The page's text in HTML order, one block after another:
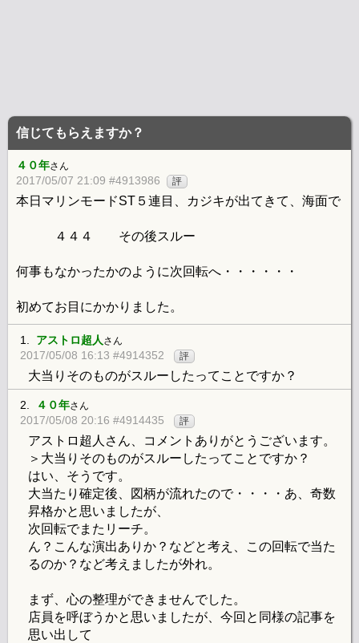
信じてもらえますか？
４０年さん
2017/05/07 21:09 #4913986 評
本日マリンモードST５連目、カジキが出てきて、海面で
４４４ その後スルー
何事もなかったかのように次回転へ・・・・・・
初めてお目にかかりました。
1. アストロ超人さん
2017/05/08 16:13 #4914352 評
大当りそのものがスルーしたってことですか？
2. ４０年さん
2017/05/08 20:16 #4914435 評
アストロ超人さん、コメントありがとうございます。
＞大当りそのものがスルーしたってことですか？
はい、そうです。
大当たり確定後、図柄が流れたので・・・・あ、奇数
昇格かと思いましたが、
次回転でまたリーチ。
ん？こんな演出ありか？などと考え、この回転で当た
るのか？など考えましたが外れ。
まず、心の整理ができませんでした。
店員を呼ぼうかと思いましたが、今回と同様の記事を
思い出して